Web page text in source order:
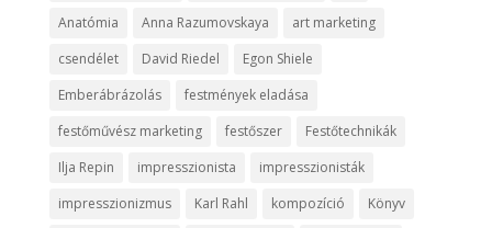
Anatómia
Anna Razumovskaya
art marketing
csendélet
David Riedel
Egon Shiele
Emberábrázolás
festmények eladása
festőművész marketing
festőszer
Festőtechnikák
Ilja Repin
impresszionista
impresszionisták
impresszionizmus
Karl Rahl kompozíció
Könyv